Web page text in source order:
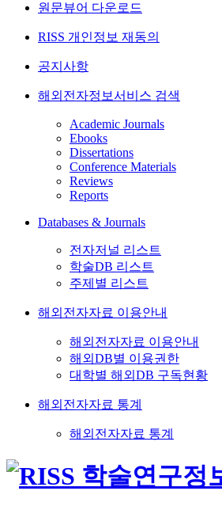
원문뷰어 다운로드
RISS 개인정보 재동의
공지사항
해외전자정보서비스 검색
Academic Journals
Ebooks
Dissertations
Conference Materials
Reviews
Reports
Databases & Journals
전자저널 리스트
학술DB 리스트
주제별 리스트
해외전자자료 이용안내
해외전자자료 이용안내
해외DB별 이용권한
대학별 해외DB 구독현황
해외전자자료 통계
해외전자자료 통계